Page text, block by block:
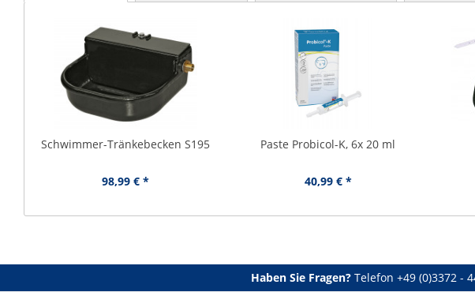
Schwimmer-Tränkebecken S195
98,99 € *
Paste Probicol-K, 6x 20 ml
40,99 € *
Haben Sie Fragen? Telefon +49 (0)3372 -